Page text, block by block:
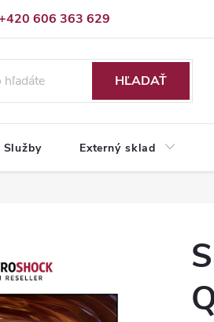
606 363 629
údajov
HĽADAŤ
Služby Externý sklad